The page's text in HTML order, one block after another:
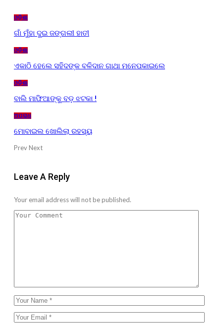
ଓଡ଼ିଶା
ଗାଁ ମୁଁହା ଦୁଇ ଜଙ୍ଗଲୀ ହାତୀ
ଓଡ଼ିଶା
ଏକାଠି ହେଲେ ସହିଦଙ୍କ ବଳିଦାନ ଗାଥା ମନେପକାଇଲେ
ଓଡ଼ିଶା
ବାଲି ମାଫିଆଙ୍କୁ ବଡ଼ ଝଟକା !
ଅପରାଧ
ମୋବାଇଲ ଖୋଲିଲା ରହସ୍ୟ
PrevNext
Leave A Reply
Your email address will not be published.